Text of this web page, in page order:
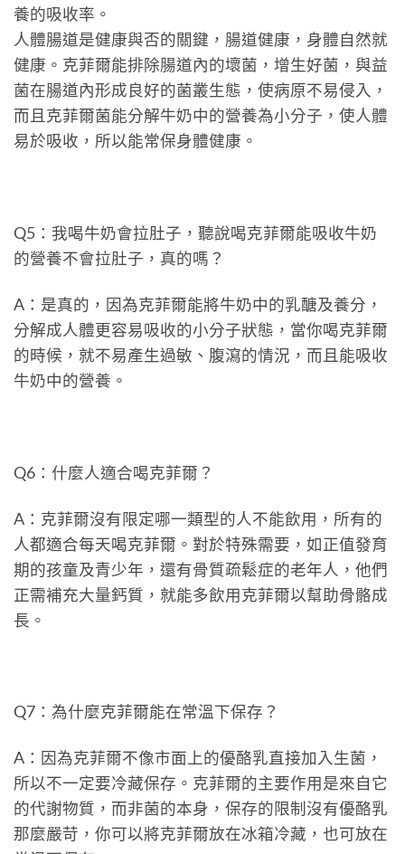
養的吸收率。
人體腸道是健康與否的關鍵，腸道健康，身體自然就
健康。克菲爾能排除腸道內的壞菌，增生好菌，與益
菌在腸道內形成良好的菌叢生態，使病原不易侵入，
而且克菲爾菌能分解牛奶中的營養為小分子，使人體
易於吸收，所以能常保身體健康。
Q5：我喝牛奶會拉肚子，聽說喝克菲爾能吸收牛奶
的營養不會拉肚子，真的嗎？
A：是真的，因為克菲爾能將牛奶中的乳醣及養分，
分解成人體更容易吸收的小分子狀態，當你喝克菲爾
的時候，就不易產生過敏、腹瀉的情況，而且能吸收
牛奶中的營養。
Q6：什麼人適合喝克菲爾？
A：克菲爾沒有限定哪一類型的人不能飲用，所有的
人都適合每天喝克菲爾。對於特殊需要，如正值發育
期的孩童及青少年，還有骨質疏鬆症的老年人，他們
正需補充大量鈣質，就能多飲用克菲爾以幫助骨骼成
長。
Q7：為什麼克菲爾能在常溫下保存？
A：因為克菲爾不像市面上的優酪乳直接加入生菌，
所以不一定要冷藏保存。克菲爾的主要作用是來自它
的代謝物質，而非菌的本身，保存的限制沒有優酪乳
那麼嚴苛，你可以將克菲爾放在冰箱冷藏，也可放在